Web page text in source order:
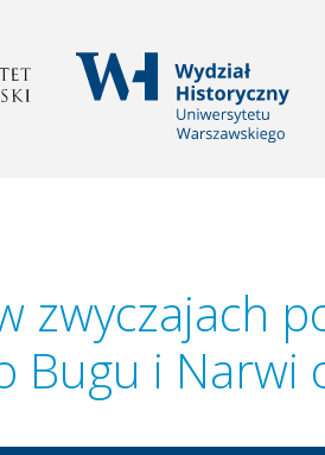
zwyczajach
Bugu i Narwi